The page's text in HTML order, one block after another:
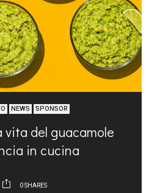
NEWS SPONSOR
vita del guacamole
in cucina
0SHARES